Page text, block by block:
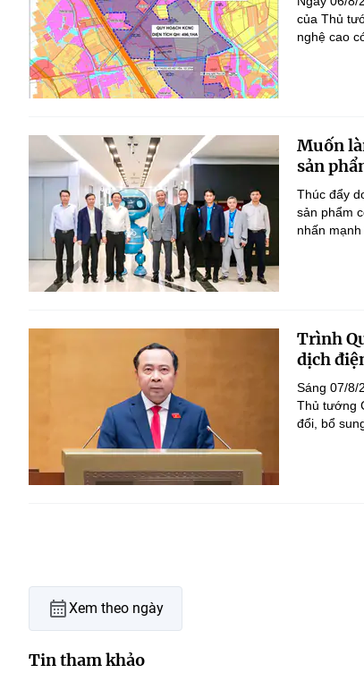
của Thủ
nghệ cao
Muốn
sản
Thúc đẩy
sản phẩm
nhấn
Trình
dịch
Sáng 07/8/
Thủ tướng
đổi, bổ
Xem theo ngày
Tin tham khảo